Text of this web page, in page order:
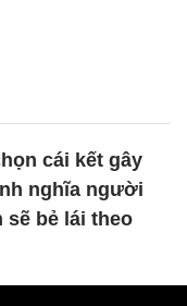
cái kết gây
nghĩa người
sẽ bẻ lái theo